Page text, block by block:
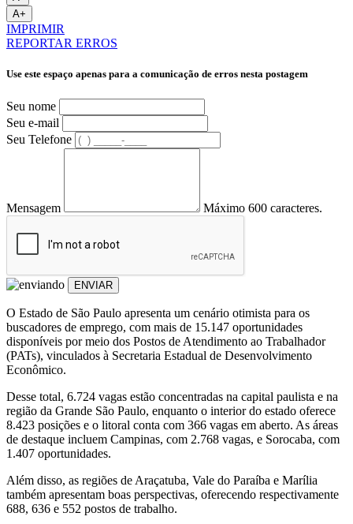
A+
IMPRIMIR
REPORTAR ERROS
Use este espaço apenas para a comunicação de erros nesta postagem
Seu nome
Seu e-mail
Seu Telefone
Mensagem Máximo 600 caracteres.
ENVIAR
O Estado de São Paulo apresenta um cenário otimista para os
buscadores de emprego, com mais de 15.147 oportunidades
disponíveis por meio dos Postos de Atendimento ao Trabalhador
(PATs), vinculados à Secretaria Estadual de Desenvolvimento
Econômico.
Desse total, 6.724 vagas estão concentradas na capital paulista e na
região da Grande São Paulo, enquanto o interior do estado oferece
8.423 posições e o litoral conta com 366 vagas em aberto. As áreas
de destaque incluem Campinas, com 2.768 vagas, e Sorocaba, com
1.407 oportunidades.
Além disso, as regiões de Araçatuba, Vale do Paraíba e Marília
também apresentam boas perspectivas, oferecendo respectivamente
688, 636 e 552 postos de trabalho.